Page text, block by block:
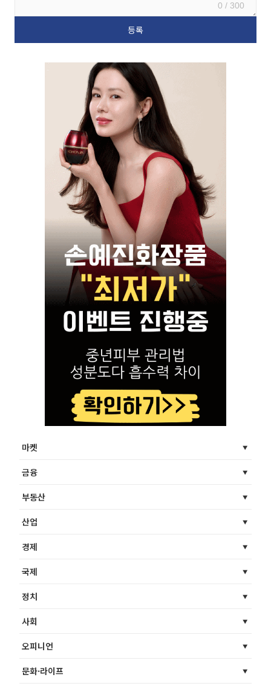
0 / 300
마켓
금융
부동산
산업
경제
국제
정치
사회
오피니언
문화·라이프